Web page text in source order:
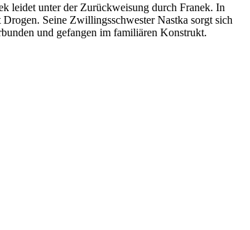
leidet unter der Zurückweisung durch Franek. In
Seine Zwillingsschwester Nastka sorgt sich
und gefangen im familiären Konstrukt.